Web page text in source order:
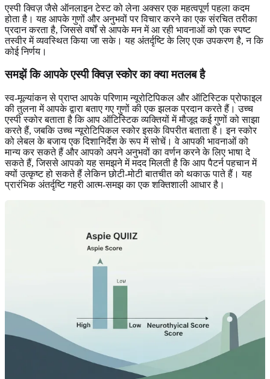
एस्पी क्विज़ जैसे ऑनलाइन टेस्ट को लेना अक्सर एक महत्वपूर्ण पहला कदम
होता है। यह आपके गुणों और अनुभवों पर विचार करने का एक संरचित तरीका
प्रदान करता है, जिससे वर्षों से आपके मन में आ रही भावनाओं को एक स्पष्ट
तस्वीर में व्यवस्थित किया जा सके। यह अंतर्दृष्टि के लिए एक उपकरण है, न कि
कोई निर्णय।
समझें कि आपके एस्पी क्विज़ स्कोर का क्या मतलब है
स्व-मूल्यांकन से प्राप्त आपके परिणाम न्यूरोटिपिकल और ऑटिस्टिक प्रोफाइल
की तुलना में आपके द्वारा बताए गए गुणों की एक झलक प्रदान करते हैं। उच्च
एस्पी स्कोर बताता है कि आप ऑटिस्टिक व्यक्तियों में मौजूद कई गुणों को साझा
करते हैं, जबकि उच्च न्यूरोटिपिकल स्कोर इसके विपरीत बताता है। इन स्कोर
को लेबल के बजाय एक दिशानिर्देश के रूप में सोचें। वे आपकी भावनाओं को
मान्य कर सकते हैं और आपको अपने अनुभवों का वर्णन करने के लिए भाषा दे
सकते हैं, जिससे आपको यह समझने में मदद मिलती है कि आप पैटर्न पहचान में
क्यों उत्कृष्ट हो सकते हैं लेकिन छोटी-मोटी बातचीत को थकाऊ पाते हैं। यह
प्रारंभिक अंतर्दृष्टि गहरी आत्म-समझ का एक शक्तिशाली आधार है।